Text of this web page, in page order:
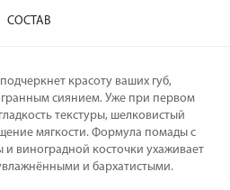
СОСТАВ
красоту ваших губ,
сиянием. Уже при первом
текстуры, шелковистый
мягкости. Формула помады с
виноградной косточки ухаживает
и бархатистыми.